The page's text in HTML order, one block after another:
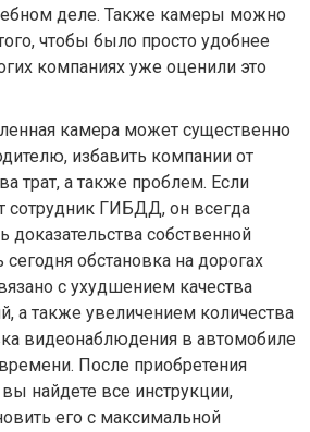
деле. Также камеры можно
чтобы было просто удобнее
компаниях уже оценили это
камера может существенно
избавить компании от
трат, а также проблем. Если
сотрудник ГИБДД, он всегда
доказательства собственной
обстановка на дорогах
с ухудшением качества
а также увеличением количества
видеонаблюдения в автомобиле
После приобретения
найдете все инструкции,
его с максимальной